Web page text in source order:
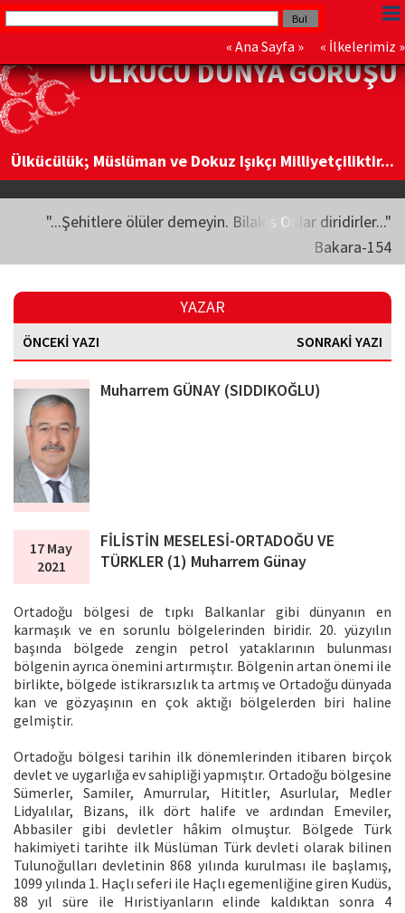
« Ana Sayfa » « İlkelerimiz »
ÜLKÜCÜ DÜNYA GÖRÜŞÜ
Ülkücülük; Müslüman ve Dokuz Işıkçı Milliyetçiliktir...
"...Şehitlere ölüler demeyin. Bilakis Onlar diridirler..."
Bakara-154
YAZAR
ÖNCEKİ YAZI SONRAKİ YAZI
Muharrem GÜNAY (SIDDIKOĞLU)
17 May
2021
FİLİSTİN MESELESİ-ORTADOĞU VE
TÜRKLER (1) Muharrem Günay
Ortadoğu bölgesi de tıpkı Balkanlar gibi dünyanın en
karmaşık ve en sorunlu bölgelerinden biridir. 20. yüzyılın
başında bölgede zengin petrol yataklarının bulunması
bölgenin ayrıca önemini artırmıştır. Bölgenin artan önemi ile
birlikte, bölgede istikrarsızlık ta artmış ve Ortadoğu dünyada
kan ve gözyaşının en çok aktığı bölgelerden biri haline
gelmiştir.
Ortadoğu bölgesi tarihin ilk dönemlerinden itibaren birçok
devlet ve uygarlığa ev sahipliği yapmıştır. Ortadoğu bölgesine
Sümerler, Samiler, Amurrular, Hititler, Asurlular, Medler
Lidyalılar, Bizans, ilk dört halife ve ardından Emeviler,
Abbasiler gibi devletler hâkim olmuştur. Bölgede Türk
hakimiyeti tarihte ilk Müslüman Türk devleti olarak bilinen
Tulunoğulları devletinin 868 yılında kurulması ile başlamış,
1099 yılında 1. Haçlı seferi ile Haçlı egemenliğine giren Kudüs,
88 yıl süre ile Hıristiyanların elinde kaldıktan sonra 4